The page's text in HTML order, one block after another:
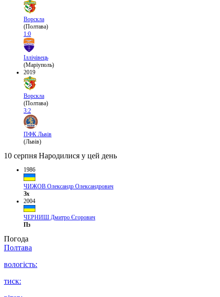
Ворскла
(Полтава)
1:0
Іллічівець
(Маріуполь)
2019
Ворскла
(Полтава)
3:2
ПФК Львів
(Львів)
10 серпня Народилися у цей день
1986
ЧИЖОВ Олександр Олександрович
Зх
2004
ЧЕРНИШ Дмитро Єгорович
Пз
Погода
Полтава
вологість:
тиск: